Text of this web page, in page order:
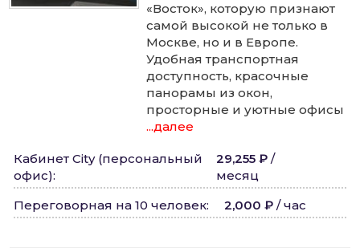
«Восток», которую признают
самой высокой не только в
Москве, но и в Европе.
Удобная транспортная
доступность, красочные
панорамы из окон,
просторные и уютные офисы
...далее
Кабинет City (персональный
офис):
29,255 ₽ /
месяц
Переговорная на 10 человек: 2,000 ₽ / час